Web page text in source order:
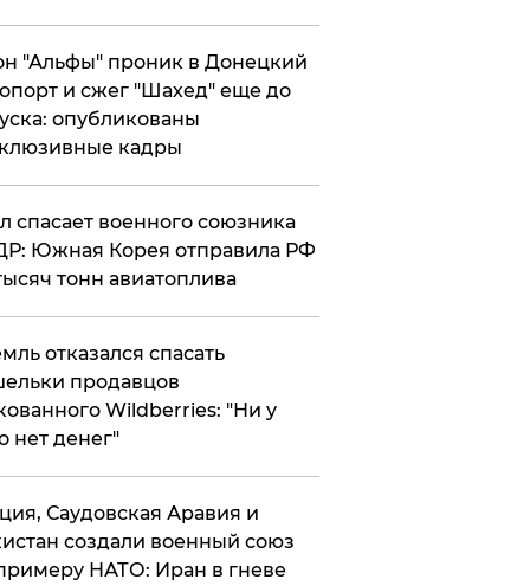
"Альфы" проник в Донецкий
и сжег "Шахед" еще до
опубликованы
кадры
спасает военного союзника
Южная Корея отправила РФ
тонн авиатоплива
отказался спасать
продавцов
Wildberries: "Ни у
нет денег"
Саудовская Аравия и
создали военный союз
НАТО: Иран в гневе